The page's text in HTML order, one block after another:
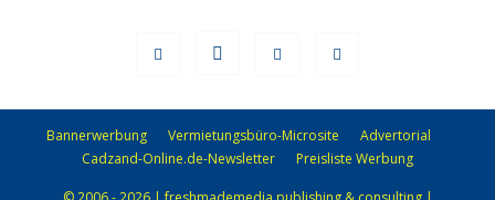
Bannerwerbung Vermietungsbüro-Microsite
Advertorial
Cadzand-Online.de-Newsletter
Preisliste Werbung